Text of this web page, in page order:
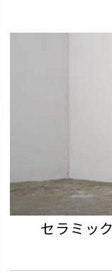
セラミッ